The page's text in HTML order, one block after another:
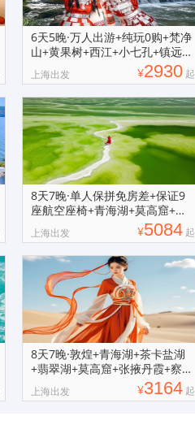
6天5晚·万人出游+纯玩0购+梵净
山+黄果树+西江+小七孔+镇远
跟团游
上海出发 ¥2930 起
8天7晚·单人保拼免房差+保证9
座航空座椅+青海湖+莫高窟+丹
霞拼小团
上海出发 ¥5084 起
8天7晚·敦煌+青海湖+茶卡盐湖
+翡翠湖+莫高窟+张掖丹霞+察
尔汗盐湖
上海出发 ¥3164 起